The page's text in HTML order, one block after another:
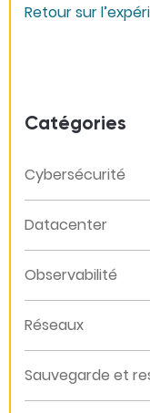
Retour sur
Catégories
Cybersécurité
Datacenter
Observabilité
Réseaux
Sauvegarde et